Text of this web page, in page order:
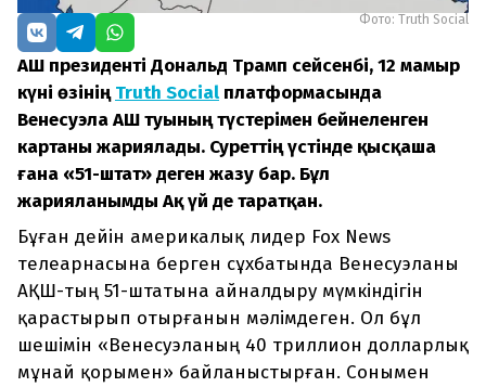
Фото: Truth Social
АҚШ президенті Дональд Трамп сейсенбі, 12 мамыр
күні өзініңTruth Social платформасында
Венесуэла АҚШ туының түстерімен бейнеленген
картаны жариялады. Суреттің үстінде қысқаша
ғана «51-штат» деген жазу бар. Бұл
жарияланымды Ақ үй де таратқан.
Бұған дейін америкалық лидер Fox News
телеарнасына берген сұхбатында Венесуэланы
АҚШ-тың 51-штатына айналдыру мүмкіндігін
қарастырып отырғанын мәлімдеген. Ол бұл
шешімін «Венесуэланың 40 триллион долларлық
мұнай қорымен» байланыстырған. Сонымен